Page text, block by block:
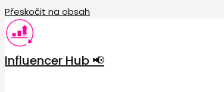
Přeskočit na obsah
Influencer Hub 📢